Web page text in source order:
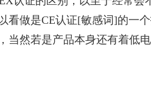
做是CE认证[敏感词]的一个
当然若是产品本身还有着低